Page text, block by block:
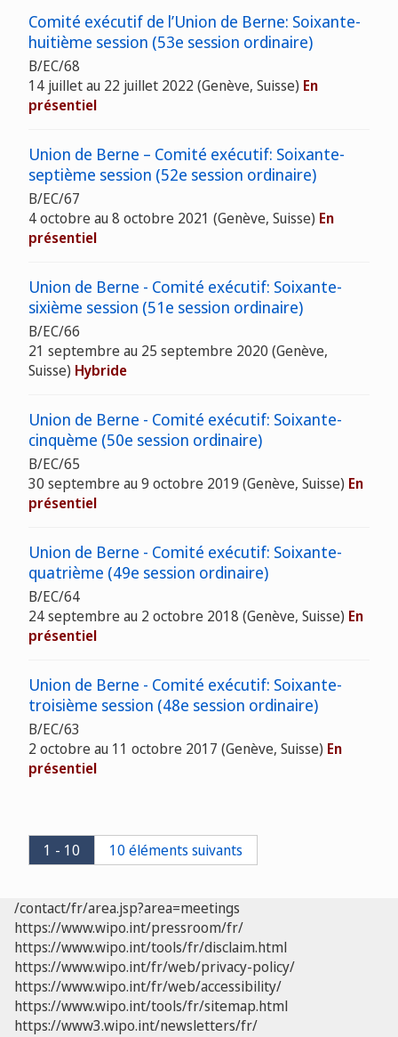
Comité exécutif de l’Union de Berne: Soixante-
huitième session (53e session ordinaire)
B/EC/68
14 juillet au 22 juillet 2022 (Genève, Suisse) En
présentiel
Union de Berne – Comité exécutif: Soixante-
septième session (52e session ordinaire)
B/EC/67
4 octobre au 8 octobre 2021 (Genève, Suisse) En
présentiel
Union de Berne - Comité exécutif: Soixante-
sixième session (51e session ordinaire)
B/EC/66
21 septembre au 25 septembre 2020 (Genève,
Suisse) Hybride
Union de Berne - Comité exécutif: Soixante-
cinquème (50e session ordinaire)
B/EC/65
30 septembre au 9 octobre 2019 (Genève, Suisse) En
présentiel
Union de Berne - Comité exécutif: Soixante-
quatrième (49e session ordinaire)
B/EC/64
24 septembre au 2 octobre 2018 (Genève, Suisse) En
présentiel
Union de Berne - Comité exécutif: Soixante-
troisième session (48e session ordinaire)
B/EC/63
2 octobre au 11 octobre 2017 (Genève, Suisse) En
présentiel
1 - 10 10 éléments suivants
/contact/fr/area.jsp?area=meetings
https://www.wipo.int/pressroom/fr/
https://www.wipo.int/tools/fr/disclaim.html
https://www.wipo.int/fr/web/privacy-policy/
https://www.wipo.int/fr/web/accessibility/
https://www.wipo.int/tools/fr/sitemap.html
https://www3.wipo.int/newsletters/fr/